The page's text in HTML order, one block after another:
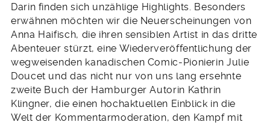
Darin finden sich unzählige Highlights. Besonders
erwähnen möchten wir die Neuerscheinungen von
Anna Haifisch, die ihren sensiblen Artist in das dritte
Abenteuer stürzt, eine Wiederveröffentlichung der
wegweisenden kanadischen Comic-Pionierin Julie
Doucet und das nicht nur von uns lang ersehnte
zweite Buch der Hamburger Autorin Kathrin
Klingner, die einen hochaktuellen Einblick in die
Welt der Kommentarmoderation, den Kampf mit